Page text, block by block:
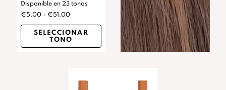
Disponible en 23 tonos
€5.00 - €51.00
SELECCIONAR
TONO